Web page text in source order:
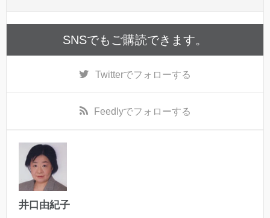
SNSでもご購読できます。
Twitterでフォローする
Feedlyでフォローする
井口由紀子